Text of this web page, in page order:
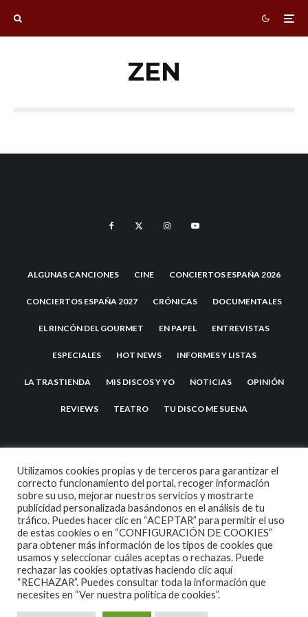
ZEN
ALGUNAS CANCIONES CINE CONCIERTOS ESPAÑA 2026
CONCIERTOS ESPAÑA 2027 CRÓNICAS DOCUMENTALES
EL RINCÓN DEL GOURMET EN PAPEL ENTREVISTAS
ESPECIALES HOT NEWS INFORMES Y LISTAS
LA TRASTIENDA MIS DISCOS Y YO NOTICIAS OPINIÓN
REVIEWS TEATRO TU DISCO ME SUENA
2007 COPYRIGHT -CODETIPITHEME
Utilizamos cookies propias y de terceros para garantizar el
correcto funcionamiento del portal, recoger información
sobre su uso, mejorar nuestros servicios y mostrarte
publicidad personalizada basándonos en el análisis de tu
tráfico. Puedes hacer clic en “ACEPTAR” para permitir el uso
de estas cookies o en “CONFIGURACIÓN DE COOKIES”
para obtener más información de los tipos de cookies que
usamos y seleccionar cuáles aceptas o rechazas. Puede
rechazar las cookies optativas haciendo clic aquí
“RECHAZAR”. Puedes consultar toda la información que
necesites en “Ver nuestra política de cookies”.